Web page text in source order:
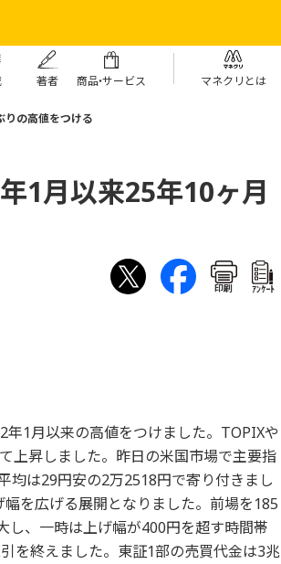
著者 商品・サービス マネクリとは
の高値をつける
1月以来25年10ヶ月
印刷 ｱﾝｹｰﾄ
1月以来の高値をつけました。TOPIXや
上昇しました。昨日の米国市場で主要指
均は29円安の2万2518円で寄り付きまし
を広げる展開となりました。前場を185
し、一時は上げ幅が400円を超す時間帯
を終えました。東証1部の売買代金は3兆